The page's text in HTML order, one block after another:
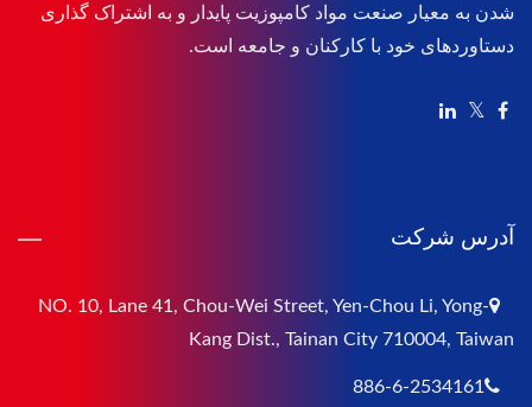
شدن به معیار صنعت مواد کامپوزیت پایدار و به اشتراک گذاری
دستاوردهای خود با کارکنان و جامعه است.
آدرس شرکت
NO. 10, Lane 41, Chou-Wei Street, Yen-Chou Li, Yong-
Kang Dist., Tainan City 710004, Taiwan
886-6-2534161